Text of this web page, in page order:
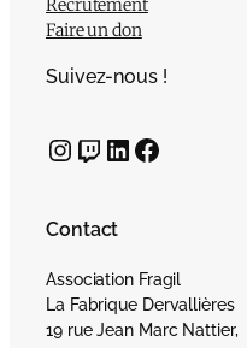
Recrutement
Faire un don
Suivez-nous !
InstagramTwitch LinkedIn Facebook
Contact
Association Fragil
La Fabrique Dervallières
19 rue Jean Marc Nattier,